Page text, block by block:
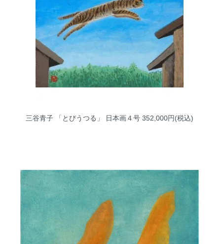
三谷青子 「とびうつる」 日本画４号352,000円(税込)